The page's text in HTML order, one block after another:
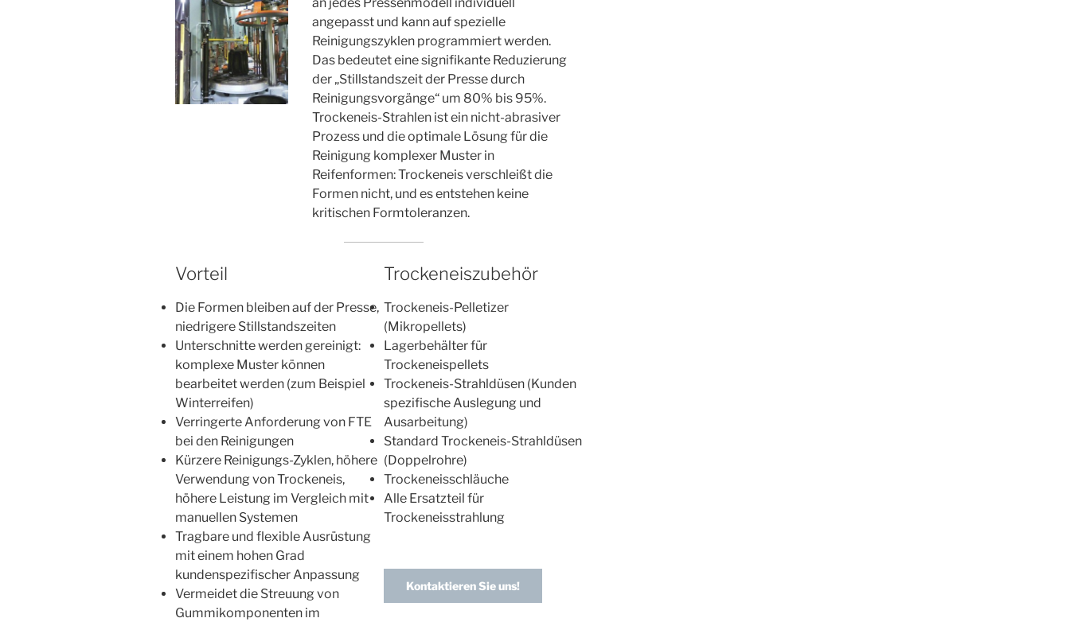
angepasst und kann auf spezielle
Reinigungszyklen programmiert werden.
Das bedeutet eine signifikante Reduzierung
der „Stillstandszeit der Presse durch
Reinigungsvorgänge“ um 80% bis 95%.
Trockeneis-Strahlen ist ein nicht-abrasiver
Prozess und die optimale Lösung für die
Reinigung komplexer Muster in
Reifenformen: Trockeneis verschleißt die
Formen nicht, und es entstehen keine
kritischen Formtoleranzen.
Vorteil
Die Formen bleiben auf der Presse,
niedrigere Stillstandszeiten
Unterschnitte werden gereinigt:
komplexe Muster können
bearbeitet werden (zum Beispiel
Winterreifen)
Verringerte Anforderung von FTE
bei den Reinigungen
Kürzere Reinigungs-Zyklen, höhere
Verwendung von Trockeneis,
höhere Leistung im Vergleich mit
manuellen Systemen
Tragbare und flexible Ausrüstung
mit einem hohen Grad
kundenspezifischer Anpassung
Vermeidet die Streuung von
Gummikomponenten im
Trockeneiszubehör
Trockeneis-Pelletizer
(Mikropellets)
Lagerbehälter für
Trockeneispellets
Trockeneis-Strahldüsen (Kunden
spezifische Auslegung und
Ausarbeitung)
Standard Trockeneis-Strahldüsen
(Doppelrohre)
Trockeneisschläuche
Alle Ersatzteil für
Trockeneisstrahlung
Kontaktieren Sie uns!